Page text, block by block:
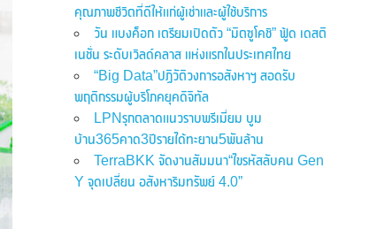
คุณภาพชีวิตที่ดีให้แก่ผู้เช่าและผู้ใช้บริการ
วัน แบงค็อก เตรียมเปิดตัว “มิตซูโคชิ” ฟู้ด เดสติ
เนชั่น ระดับเวิลด์คลาส แห่งแรกในประเทศไทย
“Big Data”ปฏิวัติวงการอสังหาฯ สอดรับ
พฤติกรรมผู้บริโภคยุคดิจิทัล
LPNรุกตลาดแนวราบพรีเมี่ยม บูม
บ้าน365คาด3ปีรายได้ทะยาน5พันล้าน
TerraBKK จัดงานสัมมนา“ไขรหัสลับคน Gen
Y จุดเปลี่ยน อสังหาริมทรัพย์ 4.0”